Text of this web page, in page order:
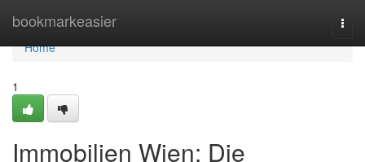
bookmarkeasier
Home
Home
1
Immobilien Wien: Die